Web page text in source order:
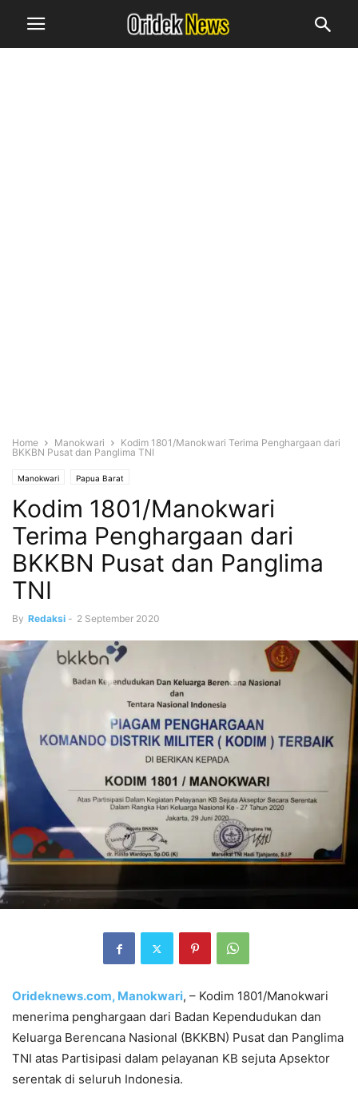
Home Manokwari
Kodim 1801/Manokwari Terima Penghargaan dari
BKKBN Pusat dan Panglima TNI
Manokwari Papua Barat
Kodim 1801/Manokwari
Terima Penghargaan dari
BKKBN Pusat dan Panglima
TNI
By Redaksi - 2 September 2020
Orideknews.com, Manokwari, – Kodim 1801/Manokwari
menerima penghargaan dari Badan Kependudukan dan
Keluarga Berencana Nasional (BKKBN) Pusat dan Panglima
TNI atas Partisipasi dalam pelayanan KB sejuta Apsektor
serentak di seluruh Indonesia.